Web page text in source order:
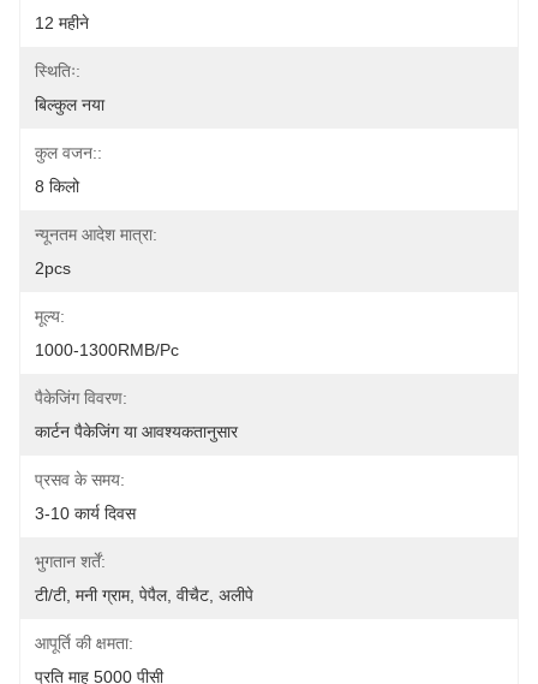
12 महीने
स्थितिः:
बिल्कुल नया
कुल वजन::
8 किलो
न्यूनतम आदेश मात्रा:
2pcs
मूल्य:
1000-1300RMB/Pc
पैकेजिंग विवरण:
कार्टन पैकेजिंग या आवश्यकतानुसार
प्रसव के समय:
3-10 कार्य दिवस
भुगतान शर्तें:
टी/टी, मनी ग्राम, पेपैल, वीचैट, अलीपे
आपूर्ति की क्षमता:
प्रति माह 5000 पीसी